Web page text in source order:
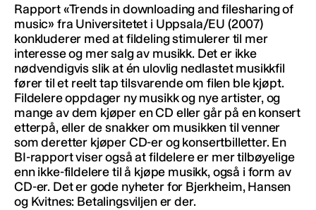
Rapport «Trends in downloading and filesharing of
music» fra Universitetet i Uppsala/EU (2007)
konkluderer med at fildeling stimulerer til mer
interesse og mer salg av musikk. Det er ikke
nødvendigvis slik at én ulovlig nedlastet musikkfil
fører til et reelt tap tilsvarende om filen ble kjøpt.
Fildelere oppdager ny musikk og nye artister, og
mange av dem kjøper en CD eller går på en konsert
etterpå, eller de snakker om musikken til venner
som deretter kjøper CD-er og konsertbilletter. En
BI-rapport viser også at fildelere er mer tilbøyelige
enn ikke-fildelere til å kjøpe musikk, også i form av
CD-er. Det er gode nyheter for Bjerkheim, Hansen
og Kvitnes: Betalingsviljen er der.